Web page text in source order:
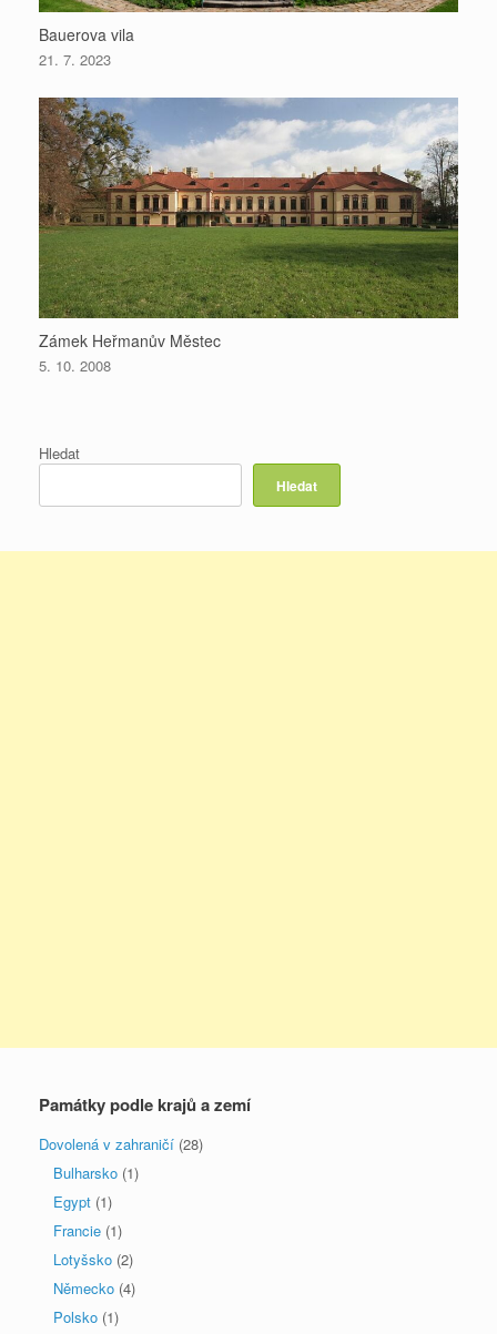
Bauerova vila
21. 7. 2023
Zámek Heřmanův Městec
5. 10. 2008
Hledat
Hledat
Památky podle krajů a zemí
Dovolená v zahraničí (28)
Bulharsko (1)
Egypt (1)
Francie (1)
Lotyšsko (2)
Německo (4)
Polsko (1)